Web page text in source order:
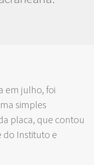
em julho, foi
simples
placa, que contou
do Instituto e